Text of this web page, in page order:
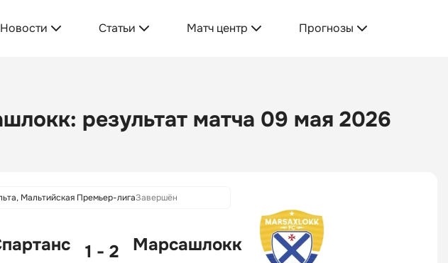
Новости Статьи Матч центр Прогнозы
результат матча 09 мая 2026
Мальтийская Премьер-лигаЗавершён
1 - 2 Марсашлокк